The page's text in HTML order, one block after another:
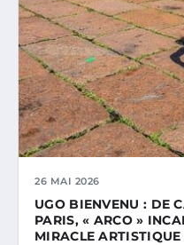
26 MAI 2026
UGO BIENVENU : DE
PARIS, « ARCO »
MIRACLE ARTISTIQUE